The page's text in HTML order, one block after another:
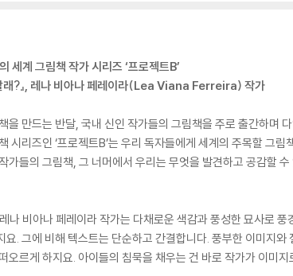
세계 그림책 작가 시리즈 ‘프로젝트B’
래?』, 레나 비아나 페레이라(Lea Viana Ferreira) 작가
을 만드는 반달, 국내 신인 작가들의 그림책을 주로 출간하며
시리즈인 ‘프로젝트B’는 우리 독자들에게 세계의 주목할 그
가들의 그림책, 그 너머에서 우리는 무엇을 발견하고 공감할
레나 비아나 페레이라 작가는 다채로운 색감과 풍성한 묘사로
. 그에 비해 텍스트는 단순하고 간결합니다. 풍부한 이미지
오르게 하지요. 아이들의 침묵을 채우는 건 바로 작가가 이미